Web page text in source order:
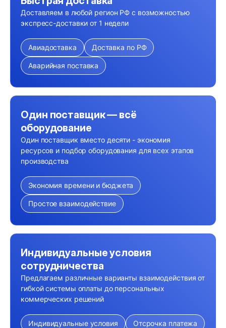
Доставляем в любой регион РФ с возможностью
экспресс-доставки от 1 недели
Авиадоставка Доставка по РФ
Аварийная поставка
Один поставщик — всё
оборудование
Один поставщик вместо десяти - экономия
ресурсов и подбор оборудования для всех этапов
производства
Экономия времени и бюджета
Простое взаимодействие
Индивидуальные условия
сотрудничества
Предлагаем различные варианты взаимодействия от
гибкой системы оплаты до персональных
коммерческих решений
Индивидуальные условия Отсрочка платежа